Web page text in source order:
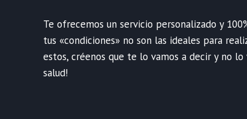
Te ofrecemos un servicio personalizado y
tus «condiciones» no son las ideales para
estos, créenos que te lo vamos a decir y no lo
salud!